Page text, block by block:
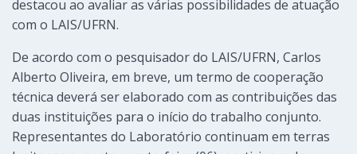
destacou ao avaliar as várias possibilidades de atuação
com o LAIS/UFRN.
De acordo com o pesquisador do LAIS/UFRN, Carlos
Alberto Oliveira, em breve, um termo de cooperação
técnica deverá ser elaborado com as contribuições das
duas instituições para o início do trabalho conjunto.
Representantes do Laboratório continuam em terras